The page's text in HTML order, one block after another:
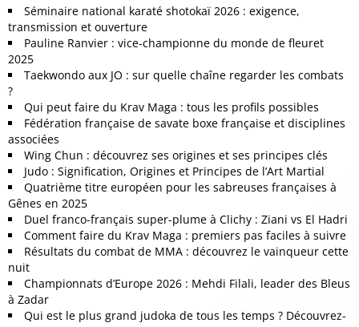
Séminaire national karaté shotokaï 2026 : exigence,
transmission et ouverture
Pauline Ranvier : vice-championne du monde de fleuret
2025
Taekwondo aux JO : sur quelle chaîne regarder les combats
?
Qui peut faire du Krav Maga : tous les profils possibles
Fédération française de savate boxe française et disciplines
associées
Wing Chun : découvrez ses origines et ses principes clés
Judo : Signification, Origines et Principes de l’Art Martial
Quatrième titre européen pour les sabreuses françaises à
Gênes en 2025
Duel franco-français super-plume à Clichy : Ziani vs El Hadri
Comment faire du Krav Maga : premiers pas faciles à suivre
Résultats du combat de MMA : découvrez le vainqueur cette
nuit
Championnats d’Europe 2026 : Mehdi Filali, leader des Bleus
à Zadar
Qui est le plus grand judoka de tous les temps ? Découvrez-